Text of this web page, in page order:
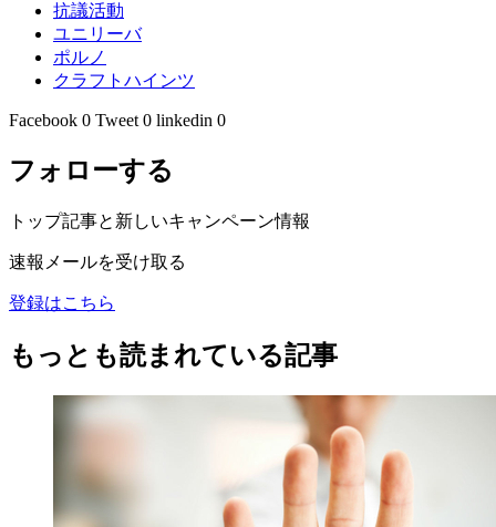
抗議活動
ユニリーバ
ポルノ
クラフトハインツ
Facebook 0 Tweet 0 linkedin 0
フォローする
トップ記事と新しいキャンペーン情報
速報メールを受け取る
登録はこちら
もっとも読まれている記事